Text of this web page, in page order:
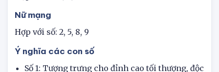
Nữ mạng
Hợp với số: 2, 5, 8, 9
Ý nghĩa các con số